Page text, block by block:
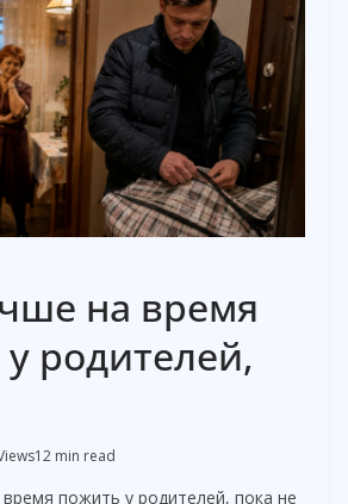
на время
родителей,
12 min read
пожить у родителей, пока не